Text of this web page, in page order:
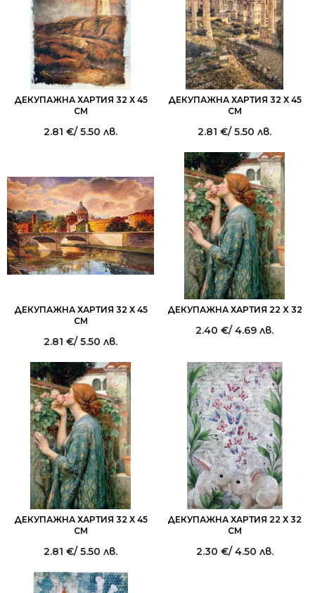
ДЕКУПАЖНА ХАРТИЯ 32 Х 45
СМ
2.81 €/ 5.50 лв.
ДЕКУПАЖНА ХАРТИЯ 32 Х 45
СМ
2.81 €/ 5.50 лв.
ДЕКУПАЖНА ХАРТИЯ 32 Х 45
СМ
2.81 €/ 5.50 лв.
ДЕКУПАЖНА ХАРТИЯ 22 X 32
2.40 €/ 4.69 лв.
ДЕКУПАЖНА ХАРТИЯ 32 Х 45
СМ
2.81 €/ 5.50 лв.
ДЕКУПАЖНА ХАРТИЯ 22 Х 32
СМ
2.30 €/ 4.50 лв.